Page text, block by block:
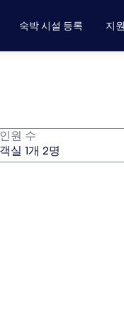
숙박 시설 등록 지원
인원 수